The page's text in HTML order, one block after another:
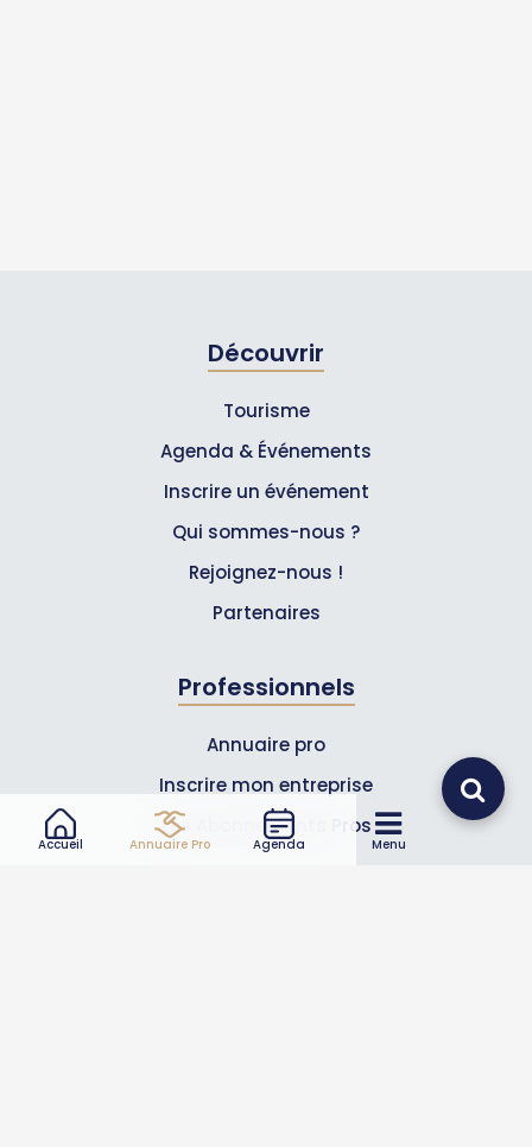
Accueil Annuaire Pro Agenda Menu
Découvrir
Tourisme
Agenda & Événements
Inscrire un événement
Qui sommes-nous ?
Rejoignez-nous !
Partenaires
Professionnels
Annuaire pro
Inscrire mon entreprise
Les Abonnements Pros